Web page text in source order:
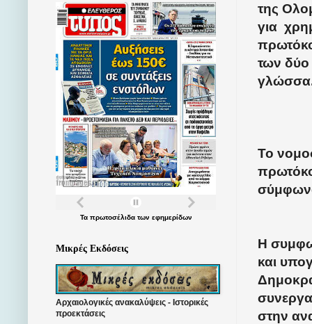
της
για
των δύο
Το
Η
και
στην
Τα πρωτοσέλιδατων εφημερίδων
Μικρές Εκδόσεις
Αρχαιολογικές ανακαλύψεις - Ιστορικές
προεκτάσεις